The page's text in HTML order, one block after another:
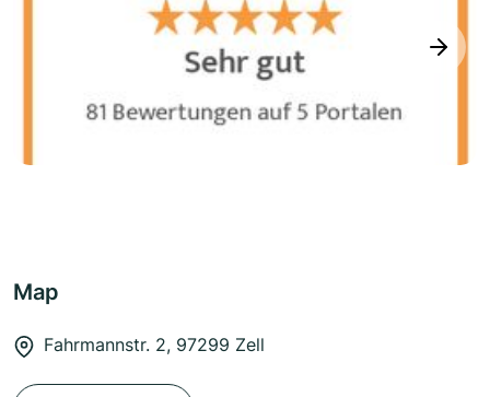
next
Map
Fahrmannstr. 2, 97299 Zell